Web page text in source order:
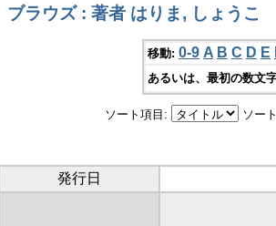
ブラウズ : 著者 はりま, しょうこ
移動: 0-9 A B C D E
あるいは、最初の数文
ソート項目: ソー
発行日